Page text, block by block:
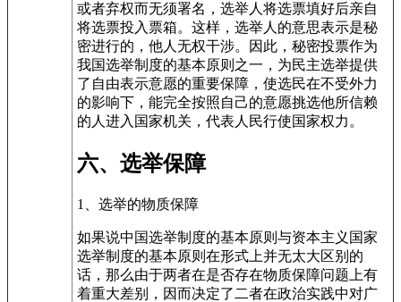
或者弃权而无须署名，选举人将选票填好后亲自
将选票投入票箱。这样，选举人的意思表示是秘
密进行的，他人无权干涉。因此，秘密投票作为
我国选举制度的基本原则之一，为民主选举提供
了自由表示意愿的重要保障，使选民在不受外力
的影响下，能完全按照自己的意愿挑选他所信赖
的人进入国家机关，代表人民行使国家权力。
六、选举保障
1、选举的物质保障
如果说中国选举制度的基本原则与资本主义国家
选举制度的基本原则在形式上并无太大区别的
话，那么由于两者在是否存在物质保障问题上有
着重大差别，因而决定了二者在政治实践中对广